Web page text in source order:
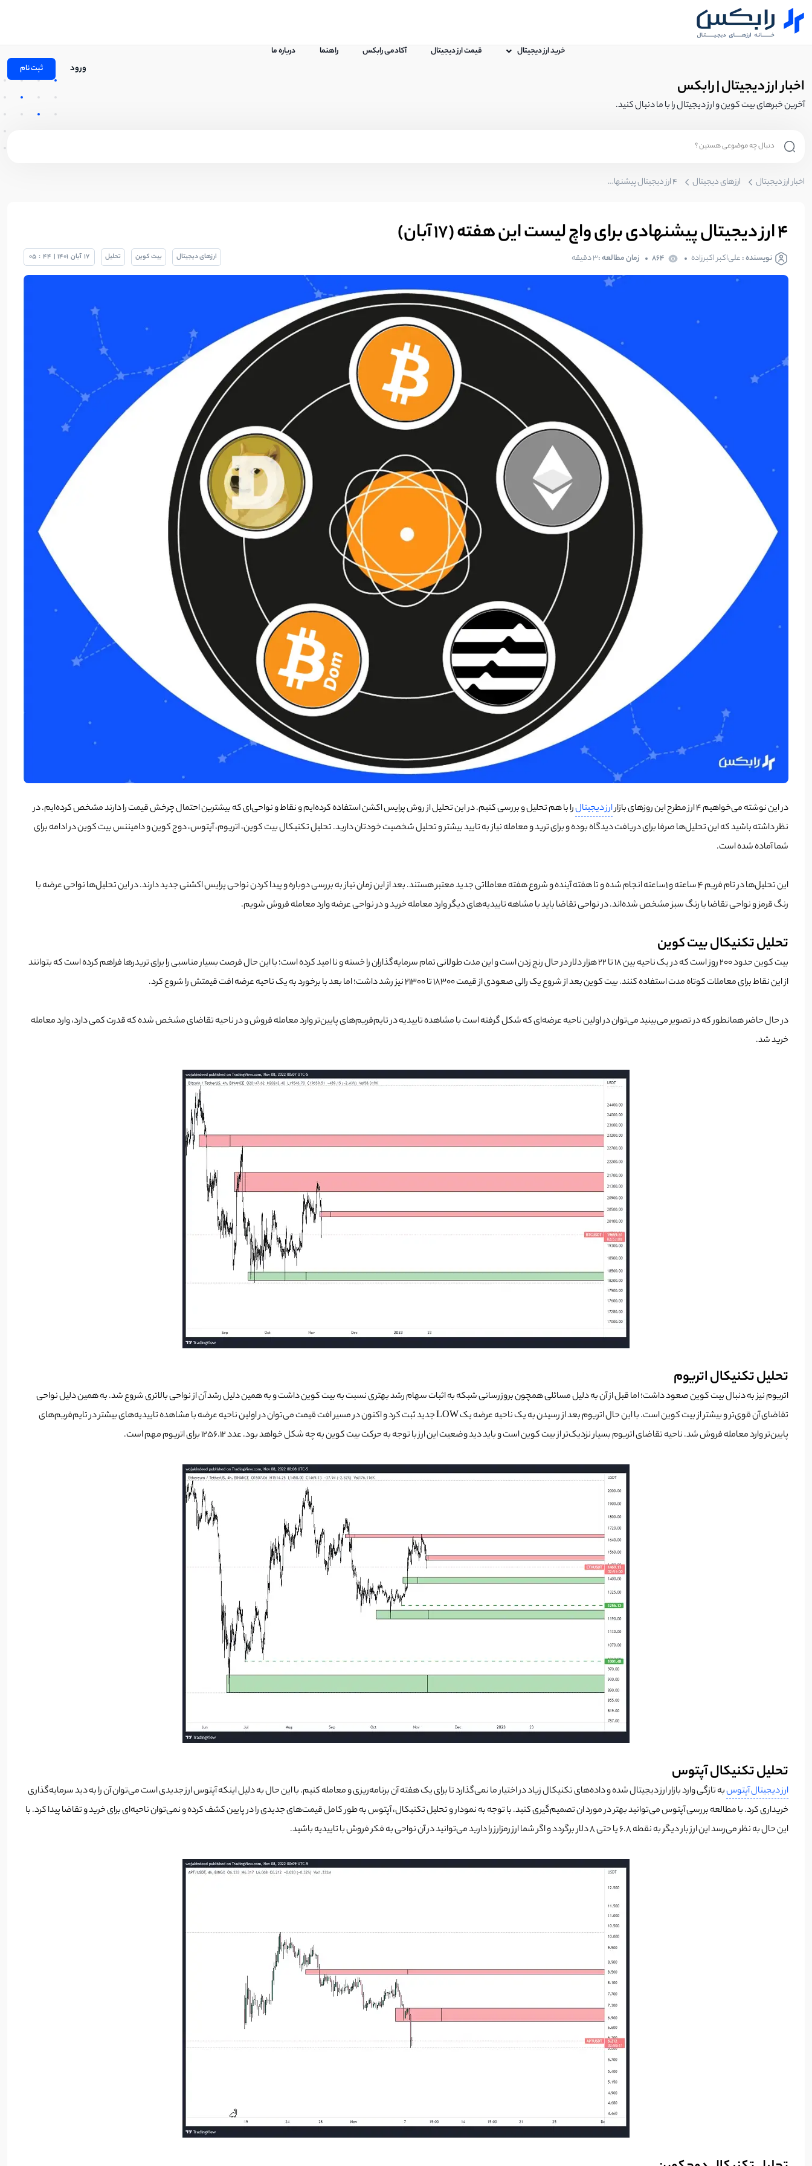
خرید ارز دیجیتال قیمت ارز دیجیتال آکادمی رابکس راهنما درباره ما
ورود ثبت نام
اخبار ارز دیجیتال | رابکس
آخرین خبرهای بیت کوین و ارز دیجیتال را با ما دنبال کنید.
اخبار ارز دیجیتال ارزهای دیجیتال ۴ ارز دیجیتال پیشنهادی برای واچ لیست این هفته (۱۷ آبان)
۴ ارز دیجیتال پیشنهادی برای واچ لیست این هفته (۱۷ آبان)
نویسنده :علی‌اکبر اکبرزاده 864 زمان مطالعه :۳ دقیقه ارزهای دیجیتال بیت کوین تحلیل 17 آبان 1401
|
44
:
05
در این نوشته می‌خواهیم 4 ارز مطرح این روزهای بازار ارز دیجیتالرا با هم تحلیل و بررسی کنیم. در این تحلیل از روش پرایس اکشن استفاده کرده‌ایم و نقاط و نواحی‌ای که بیشترین احتمال چرخش قیمت را دارند مشخص کرده‌ایم. در
نظر داشته باشید که این تحلیل‌ها صرفا برای دریافت دیدگاه بوده و برای ترید و معامله نیاز به تایید بیشتر و تحلیل شخصیت خودتان دارید. تحلیل تکنیکال بیت کوین، اتریوم، آپتوس، دوج کوین و دامیننس بیت کوین در ادامه برای
شما آماده شده است.
این تحلیل‌ها در تام فریم 4 ساعته و 1ساعته انجام شده و تا هفته آینده و شروع هفته معاملاتی جدید معتبر هستند. بعد از این زمان نیاز به بررسی دوباره و پیدا کردن نواحی پرایس اکشنی جدید دارند. در این تحلیل‌ها نواحی عرضه با
رنگ قرمز و نواحی تقاضا با رنگ سبز مشخص شده‌اند. در نواحی تقاضا باید با مشاهه تاییدیه‌های دیگر وارد معامله خرید و در نواحی عرضه وارد معامله فروش شویم.
تحلیل تکنیکال بیت کوین
بیت کوین حدود 200 روز است که در یک ناحیه بین 18 تا 22 هزار دلار در حال رنج زدن است و این مدت طولانی تمام سرمایه‌گذاران را خسته و نا امید کرده است؛ با این حال فرصت بسیار مناسبی را برای تریدرها فراهم کرده است که بتوانند
از این نقاط برای معاملات کوتاه مدت استفاده کنند. بیت کوین بعد از شروع یک رالی صعودی از قیمت 18300 تا 21300 نیز رشد داشت؛ اما بعد با برخورد به یک ناحیه عرضه افت قیمتش را شروع کرد.
در حال حاضر همانطور که در تصویر می‌بینید می‌توان در اولین ناحیه عرضه‌ای که شکل گرفته است با مشاهده تاییدیه در تایم‌فریم‌های پایین‌تر وارد معامله فروش و در ناحیه تقاضای مشخص شده که قدرت کمی دارد، وارد معامله
خرید شد.
تحلیل تکنیکال اتریوم
اتریوم نیز به دنبال بیت کوین صعود داشت؛ اما قبل از آن به دلیل مسائلی همچون بروزرسانی شبکه به اثبات سهام رشد بهتری نسبت به بیت کوین داشت و به همین دلیل رشد آن از نواحی بالاتری شروع شد. به همین دلیل نواحی
تقاضای آن قوی‌تر و بیشتر از بیت کوین است. با این حال اتریوم بعد از رسیدن به یک ناحیه عرضه یک LOW جدید ثبت کرد و اکنون در مسیر افت قیمت می‌توان در اولین ناحیه عرضه با مشاهده تاییدیه‌های بیشتر در تایم‌فریم‌های
پایین‌تر وارد معامله فروش شد. ناحیه تقاضای اتریوم بسیار نزدیک‌تر از بیت کوین است و باید دید وضعیت این ارز با توجه به حرکت بیت کوین به چه شکل خواهد بود. عدد 1256.12 برای اتریوم مهم است.
تحلیل تکنیکال آپتوس
ارز دیجیتال آپتوسبه تازگی وارد بازار ارز دیجیتال شده و داده‌های تکنیکال زیاد در اختیار ما نمی‌گذارد تا برای یک هفته آن برنامه‌ریزی و معامله کنیم. با این حال به دلیل اینکه آپتوس ارز جدیدی است می‌توان آن را به دید سرمایه‌گذاری
خریداری کرد. با مطالعه بررسی آپتوس می‌توانید بهتر در مورد ان تصمیم‌گیری کنید. با توجه به نمودار و تحلیل تکنیکال، آپتوس به طور کامل قیمت‌های جدیدی را در پایین کشف کرده و نمی‌توان ناحیه‌ای برای خرید و تقاضا پیدا کرد. با
این حال به نظر می‌رسد این ارز بار دیگر به نقطه 6.8 یا حتی 8 دلار برگردد و اگر شما ارز رمزارز را دارید می‌توانید در آن نواحی به فکر فروش با تاییدیه باشید.